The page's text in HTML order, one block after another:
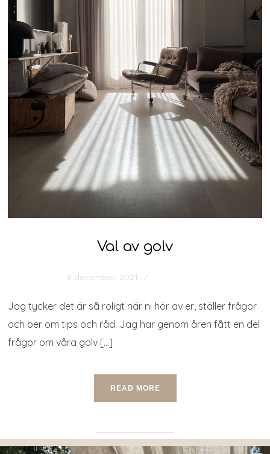
Val av golv
8 december, 2021
Jag tycker det är så roligt när ni hör av er, ställer frågor
och ber om tips och råd. Jag har genom åren fått en del
frågor om våra golv […]
READ MORE